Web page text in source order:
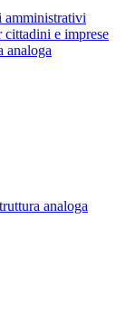
amministrativi
e imprese
analoga
analoga